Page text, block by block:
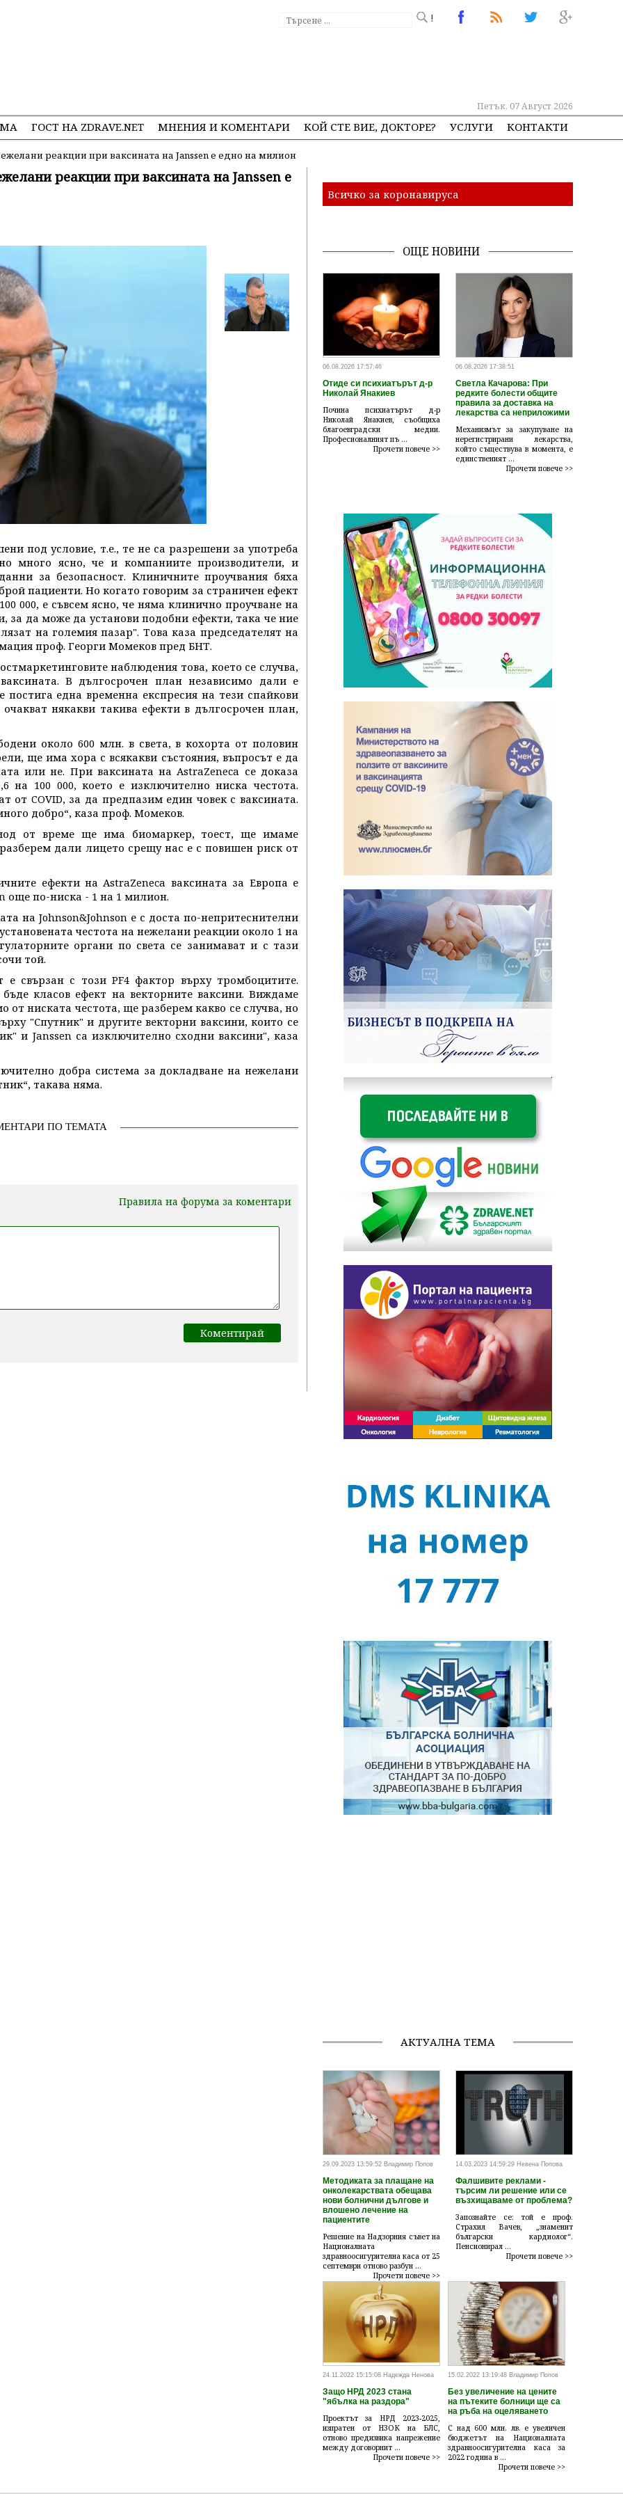
!
Петък, 07 Август 2026
ГОСТ НА ZDRAVE.NET МНЕНИЯ И КОМЕНТАРИ КОЙ СТЕ ВИЕ, ДОКТОРЕ? УСЛУГИ КОНТАКТИ
реакции при ваксината на Janssen е едно на милион
реакции при ваксината на Janssen е
под условие, т.е., те не са разрешени за употреба
много ясно, че и компаниите производители, и
за безопасност. Клиничните проучвания бяха
пациенти. Но когато говорим за страничен ефект
000, е съвсем ясно, че няма клинично проучване на
за да може да установи подобни ефекти, така че ние
на големия пазар". Това каза председателят на
проф. Георги Момеков пред БНТ.
наблюдения това, което се случва,
В дългосрочен план независимо дали е
една временна експресия на тези спайкови
някакви такива ефекти в дългосрочен план,
около 600 млн. в света, в кохорта от половин
ще има хора с всякакви състояния, въпросът е да
или не. При ваксината на AstraZeneca се доказа
на 100 000, което е изключително ниска честота.
от COVID, за да предпазим един човек с ваксината.
добро“, каза проф. Момеков.
от време ще има биомаркер, тоест, ще имаме
дали лицето срещу нас е с повишен риск от
ефекти на AstraZeneca ваксината за Европа е
още по-ниска - 1 на 1 милион.
на Johnson&Johnson е с доста по-непритеснителни
честота на нежелани реакции около 1 на
органи по света се занимават и с тази
той.
свързан с този PF4 фактор върху тромбоцитите.
класов ефект на векторните ваксини. Виждаме
от ниската честота, ще разберем какво се случва, но
"Спутник" и другите векторни ваксини, които се
и Janssen са изключително сходни ваксини", каза
добра система за докладване на нежелани
такава няма.
ПО ТЕМАТА
Правила на форума за коментари
Всичко за коронавируса
ОЩЕ НОВИНИ
06.08.2026 17:57:46
Отиде си психиатърът д-р
Николай Янакиев
Почина психиатърът д-р
Николай Янакиев, съобщиха
благоевградски медии.
Професионалният пъ ...
Прочети повече >>
06.08.2026 17:38:51
Светла Качарова: При
редките болести общите
правила за доставка на
лекарства са неприложими
Механизмът за закупуване на
нерегистрирани лекарства,
който съществува в момента, е
единственият ...
Прочети повече >>
АКТУАЛНА ТЕМА
29.09.2023 13:59:52 Владимир Попов
Методиката за плащане на
онколекарствата обещава
нови болнични дългове и
влошено лечение на
пациентите
Решение на Надзорния съвет на
Националната
здравноосигурителна каса от 25
септември отново разбун ...
Прочети повече >>
14.03.2023 14:59:29 Невена Попова
Фалшивите реклами -
търсим ли решение или се
възхищаваме от проблема?
Запознайте се: той е проф.
Страхил Вачев, „знаменит
български кардиолог“.
Пенсионирал ...
Прочети повече >>
24.11.2022 15:15:08 Надежда Ненова
Защо НРД 2023 стана
"ябълка на раздора"
Проектът за НРД 2023-2025,
изпратен от НЗОК на БЛС,
отново предизвика напрежение
между договорнит ...
Прочети повече >>
15.02.2022 13:19:48 Владимир Попов
Без увеличение на цените
на пътеките болници ще са
на ръба на оцеляването
С над 600 млн. лв. е увеличен
бюджетът на Националната
здравноосигурителна каса за
2022 година в ...
Прочети повече >>